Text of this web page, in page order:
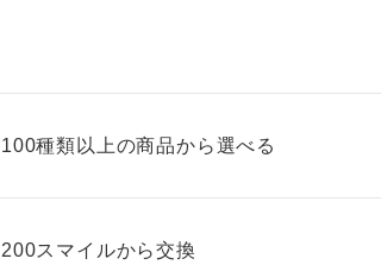
100種類以上の商品から選べる
200スマイルから交換